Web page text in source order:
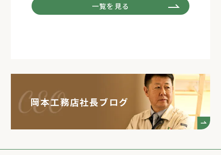
一覧を見る
岡本工務店社長ブログ